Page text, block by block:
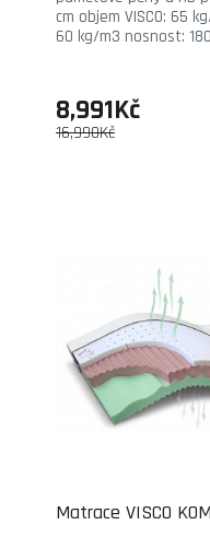
cm objem VISCO: 65
60 kg/m3 nosnost:
16,990Kč
8,991Kč
Matrace VISCO